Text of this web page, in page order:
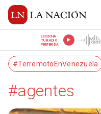
ESCUCHÁ
TU RADIO
PREFERIDA
#TerremotoEnVenezuela
#agentes